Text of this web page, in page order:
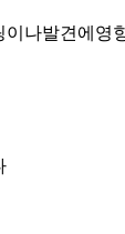
나 Sitemap 발견
.